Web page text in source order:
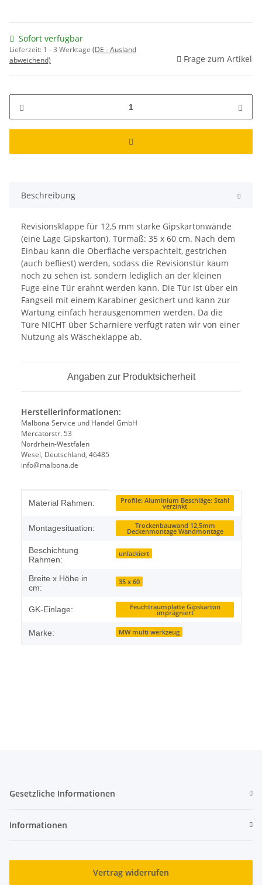
Sofort verfügbar
Lieferzeit: 1 - 3 Werktage (DE - Ausland
abweichend)
Frage zum Artikel
Beschreibung
Revisionsklappe für 12,5 mm starke Gipskartonwände
(eine Lage Gipskarton). Türmaß: 35 x 60 cm. Nach dem
Einbau kann die Oberfläche verspachtelt, gestrichen
(auch befliest) werden, sodass die Revisionstür kaum
noch zu sehen ist, sondern lediglich an der kleinen
Fuge eine Tür erahnt werden kann. Die Tür ist über ein
Fangseil mit einem Karabiner gesichert und kann zur
Wartung einfach herausgenommen werden. Da die
Türe NICHT über Scharniere verfügt raten wir von einer
Nutzung als Wäscheklappe ab.
Angaben zur Produktsicherheit
Herstellerinformationen:
Malbona Service und Handel GmbH
Mercatorstr. 53
Nordrhein-Westfalen
Wesel, Deutschland, 46485
info@malbona.de
Produkteigenschaft
Wert
Material Rahmen: Profile: Aluminium Beschläge: Stahl
verzinkt
Montagesituation: Trockenbauwand 12,5mm
Deckenmontage Wandmontage
Beschichtung
Rahmen:
unlackiert
Breite x Höhe in
cm:
35 x 60
GK-Einlage: Feuchtraumplatte Gipskarton
imprägniert
Marke: MW multi werkzeug
Gesetzliche Informationen
Informationen
Vertrag widerrufen